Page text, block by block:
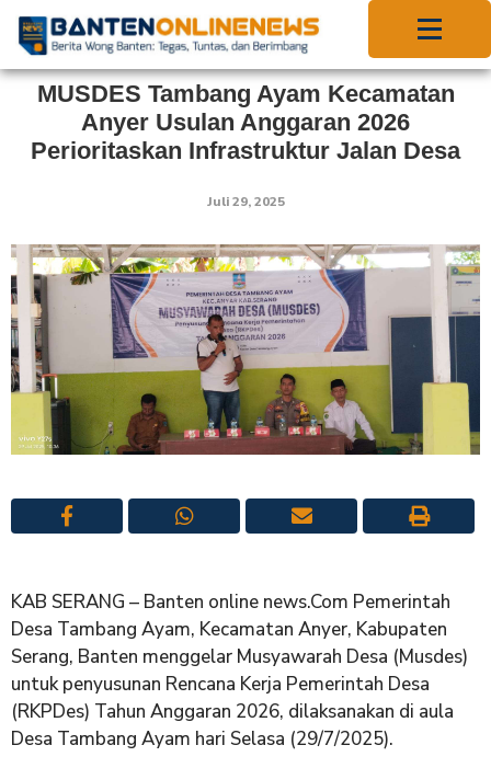
MUSDES Tambang Ayam Kecamatan
Anyer Usulan Anggaran 2026
Perioritaskan Infrastruktur Jalan Desa
Juli 29, 2025
KAB SERANG – Banten online news.Com Pemerintah
Desa Tambang Ayam, Kecamatan Anyer, Kabupaten
Serang, Banten menggelar Musyawarah Desa (Musdes)
untuk penyusunan Rencana Kerja Pemerintah Desa
(RKPDes) Tahun Anggaran 2026, dilaksanakan di aula
Desa Tambang Ayam hari Selasa (29/7/2025).